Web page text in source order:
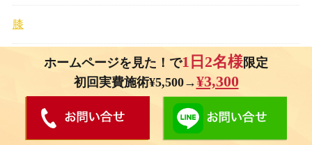
膝
＜予約優先制＞ あなたのその不調、当院におま
かせください！
ホームページを見た！で1日2名様限定
初回実費施術¥5,500→¥3,300